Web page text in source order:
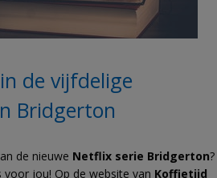
de vijfdelige
Bridgerton
de nieuwe Netflix serie Bridgerton?
voor jou! Op de website van Koffietijd